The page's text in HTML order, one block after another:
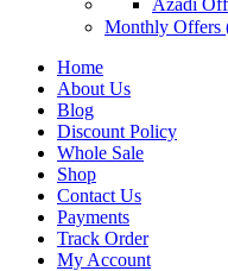
Home
About Us
Blog
Discount Policy
Whole Sale
Shop
Contact Us
Payments
Track Order
My Account